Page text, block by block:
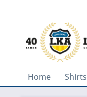
Home Shirts